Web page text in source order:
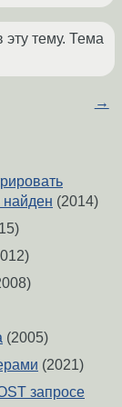
тему. Тема
→
найден (2014)
(2005)
(2021)
запросе